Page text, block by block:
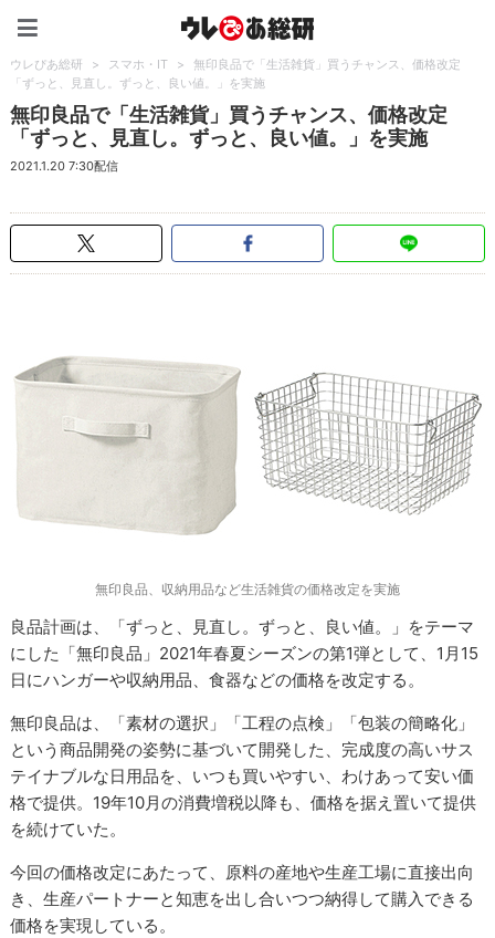
ウレぴあ総研 > スマホ・IT >
無印良品で「生活雑貨」買うチャンス、価格改定
「ずっと、見直し。ずっと、良い値。」を実施
無印良品で「生活雑貨」買うチャンス、価格改定
「ずっと、見直し。ずっと、良い値。」を実施
2021.1.20 7:30配信
無印良品、収納用品など生活雑貨の価格改定を実施
良品計画は、「ずっと、見直し。ずっと、良い値。」をテーマ
にした「無印良品」2021年春夏シーズンの第1弾として、1月15
日にハンガーや収納用品、食器などの価格を改定する。
無印良品は、「素材の選択」「工程の点検」「包装の簡略化」
という商品開発の姿勢に基づいて開発した、完成度の高いサス
テイナブルな日用品を、いつも買いやすい、わけあって安い価
格で提供。19年10月の消費増税以降も、価格を据え置いて提供
を続けていた。
今回の価格改定にあたって、原料の産地や生産工場に直接出向
き、生産パートナーと知恵を出し合いつつ納得して購入できる
価格を実現している。